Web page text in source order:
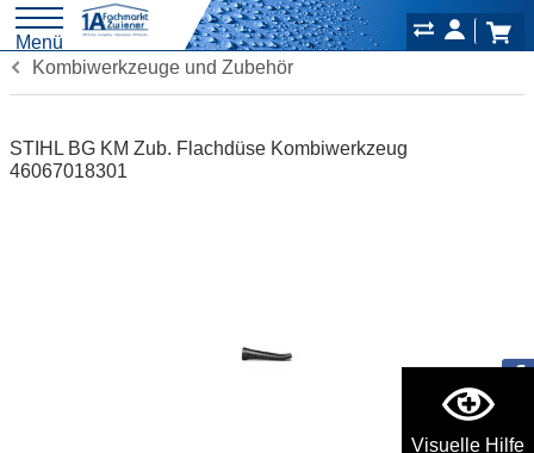
Visuelle Hilfe
Menü
Kombiwerkzeuge und Zubehör
STIHL BG KM Zub. Flachdüse Kombiwerkzeug
46067018301